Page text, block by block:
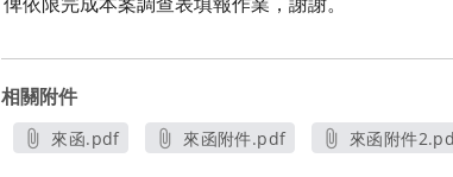
相關附件
來函.pdf
來函附件.pdf
來函附件